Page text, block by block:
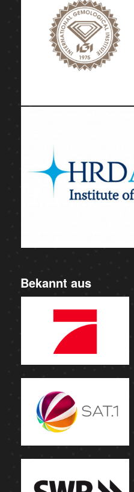
Bekannt aus